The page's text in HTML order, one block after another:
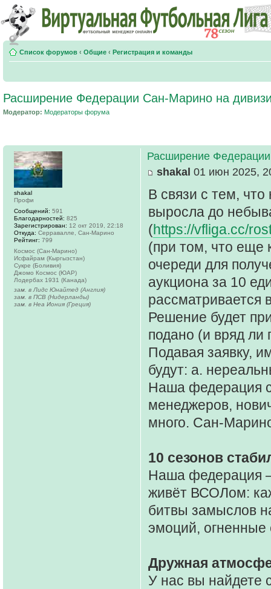
Список форумов ‹ Общие ‹ Регистрация и команды
Расширение Федерации Сан-Марино на
Модератор: Модераторы форума
Расширение
shakal 01 июн 2025,
В связи с тем,
выросла до
(https://vfliga.cc/
(при том, что еще
очереди для
аукциона за 10
рассматривается
Решение будет
подано (и вряд ли
Подавая заявку,
будут: а.
Наша федерация
менеджеров,
много. Сан-
10 сезонов
Наша федерация
живёт ВСОЛом:
битвы замыслов
эмоций, огненные
Дружная
У нас вы найдете
shakal
Профи
Сообщений: 591
Благодарностей: 825
Зарегистрирован: 12 окт 2019, 22:18
Откуда: Серравалле, Сан-Марино
Рейтинг: 799
Космос (Сан-Марино)
Исфайрам (Кыргызстан)
Сукре (Боливия)
Джомо Космос (ЮАР)
Лодербах 1931 (Канада)
зам. в Лидс Юнайтед (Англия)
зам. в ПСВ (Нидерланды)
зам. в Неа Иония (Греция)